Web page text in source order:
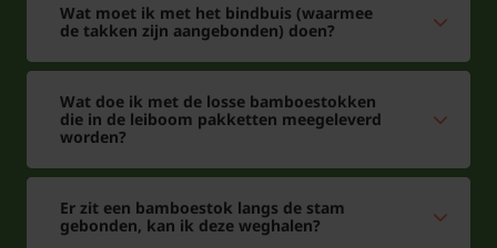
Wat moet ik met het bindbuis (waarmee
de takken zijn aangebonden) doen?
Wat doe ik met de losse bamboestokken
die in de leiboom pakketten meegeleverd
worden?
Er zit een bamboestok langs de stam
gebonden, kan ik deze weghalen?